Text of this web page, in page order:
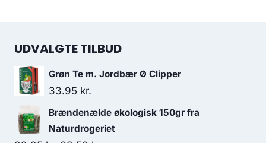
UDVALGTE TILBUD
Grøn Te m. Jordbær Ø Clipper
33.95 kr.
Brændenælde økologisk 150gr fra
Naturdrogeriet